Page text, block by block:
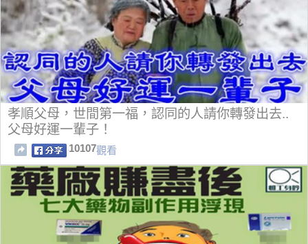
孝順父母，世間第一福，認同的人請你轉發出去..
父母好運一輩子！
10107觀看